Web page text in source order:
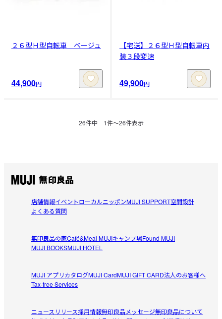
２６型Ｈ型自転車 ベージュ
44,900円
【宅送】２６型Ｈ型自転車内
装３段変速
49,900円
26件中 1件〜26件表示
店舗情報イベントローカルニッポンMUJI SUPPORT空間設計
よくある質問
無印良品の家Café&Meal MUJIキャンプ場Found MUJI
MUJI BOOKSMUJI HOTEL
MUJI アプリカタログMUJI CardMUJI GIFT CARD法人のお客様へ
Tax-free Services
ニュースリリース採用情報無印良品メッセージ無印良品について